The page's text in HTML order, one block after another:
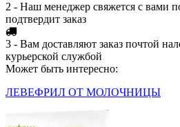
2 - Наш менеджер свяжется с вами
подтвердит заказ
3 - Вам доставляют заказ почтой
курьерской службой
Может быть интересно:
ЛЕВЕФРИЛ ОТ МОЛОЧНИЦЫ